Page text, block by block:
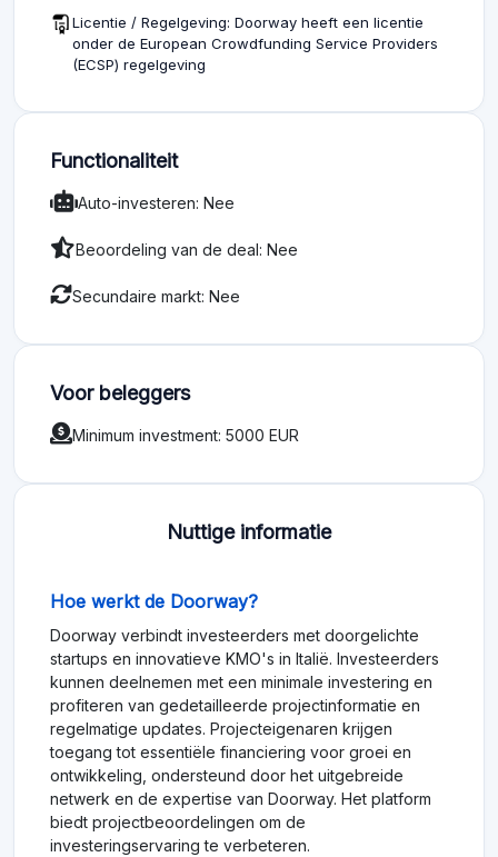
Licentie / Regelgeving: Doorway heeft een licentie
onder de European Crowdfunding Service Providers
(ECSP) regelgeving
Functionaliteit
Auto-investeren: Nee
Beoordeling van de deal: Nee
Secundaire markt: Nee
Voor beleggers
Minimum investment: 5000 EUR
Nuttige informatie
Hoe werkt de Doorway?
Doorway verbindt investeerders met doorgelichte
startups en innovatieve KMO's in Italië. Investeerders
kunnen deelnemen met een minimale investering en
profiteren van gedetailleerde projectinformatie en
regelmatige updates. Projecteigenaren krijgen
toegang tot essentiële financiering voor groei en
ontwikkeling, ondersteund door het uitgebreide
netwerk en de expertise van Doorway. Het platform
biedt projectbeoordelingen om de
investeringservaring te verbeteren.